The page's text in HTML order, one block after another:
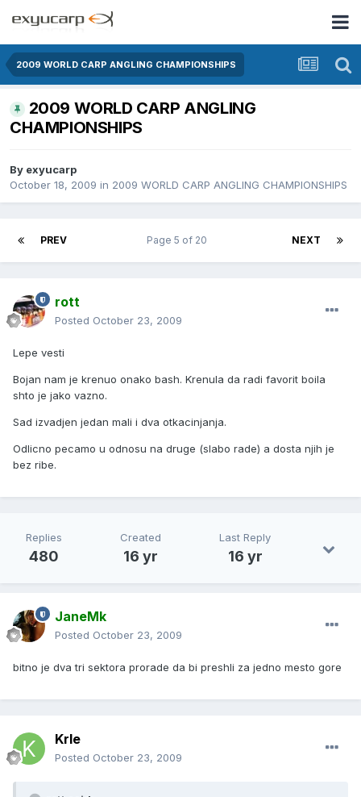
2009 WORLD CARP ANGLING CHAMPIONSHIPS
2009 WORLD CARP ANGLING
CHAMPIONSHIPS
By exyucarp
October 18, 2009 in 2009 WORLD CARP ANGLING CHAMPIONSHIPS
PREV NEXT
Page 5 of 20
rott
Posted October 23, 2009
Lepe vesti
Bojan nam je krenuo onako bash. Krenula da radi favorit boila
shto je jako vazno.
Sad izvadjen jedan mali i dva otkacinjanja.
Odlicno pecamo u odnosu na druge (slabo rade) a dosta njih je
bez ribe.
Replies
480
Created
16 yr
Last Reply
16 yr
JaneMk
Posted October 23, 2009
bitno je dva tri sektora prorade da bi preshli za jedno mesto gore
Krle
Posted October 23, 2009